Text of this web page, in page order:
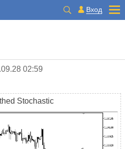
Вход
02:59
Stochastic